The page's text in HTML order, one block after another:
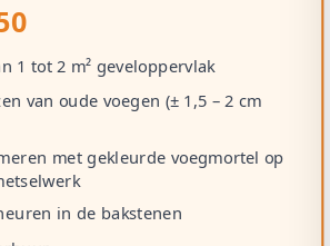
1 tot 2 m² geveloppervlak
van oude voegen (± 1,5 – 2 cm
met gekleurde voegmortel op
in de bakstenen